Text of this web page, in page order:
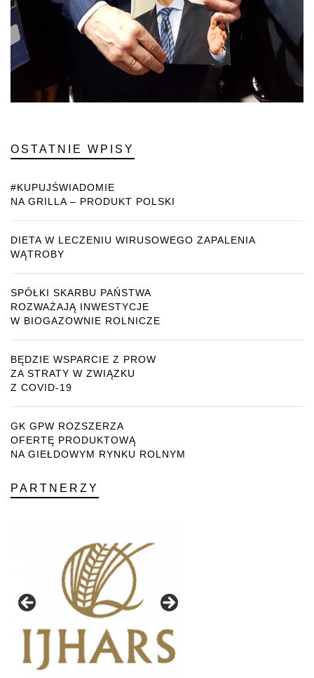
OSTATNIE WPISY
#KUPUJŚWIADOMIE
NA GRILLA – PRODUKT POLSKI
DIETA W LECZENIU WIRUSOWEGO ZAPALENIA
WĄTROBY
SPÓŁKI SKARBU PAŃSTWA
ROZWAŻAJĄ INWESTYCJE
W BIOGAZOWNIE ROLNICZE
BĘDZIE WSPARCIE Z PROW
ZA STRATY W ZWIĄZKU
Z COVID-19
GK GPW ROZSZERZA
OFERTĘ PRODUKTOWĄ
NA GIEŁDOWYM RYNKU ROLNYM
PARTNERZY